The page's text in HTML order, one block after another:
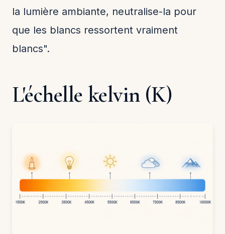
la lumière ambiante, neutralise-la pour
que les blancs ressortent vraiment
blancs".
L'échelle kelvin (K)